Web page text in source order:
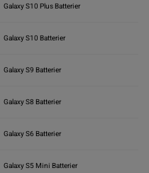
Galaxy S10 Plus Batterier
Galaxy S10 Batterier
Galaxy S9 Batterier
Galaxy S8 Batterier
Galaxy S6 Batterier
Galaxy S5 Mini Batterier